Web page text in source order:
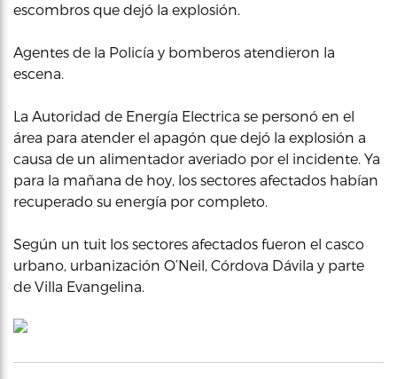
escombros que dejó la explosión.
Agentes de la Policía y bomberos atendieron la
escena.
La Autoridad de Energía Electrica se personó en el
área para atender el apagón que dejó la explosión a
causa de un alimentador averiado por el incidente. Ya
para la mañana de hoy, los sectores afectados habían
recuperado su energía por completo.
Según un tuit los sectores afectados fueron el casco
urbano, urbanización O’Neil, Córdova Dávila y parte
de Villa Evangelina.